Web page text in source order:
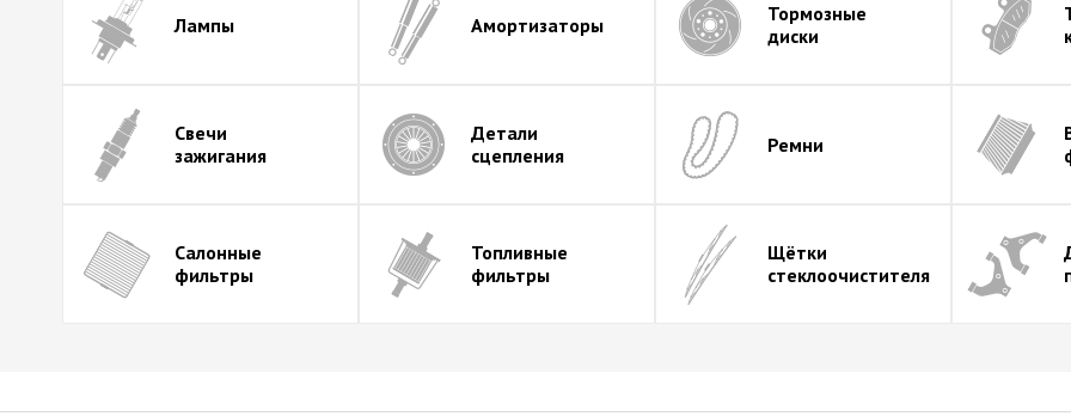
Лампы Амортизаторы
Тормозные
диски
Свечи
зажигания
Детали
сцепления
Ремни
Салонные
фильтры
Топливные
фильтры
Щётки
стеклоочистителя